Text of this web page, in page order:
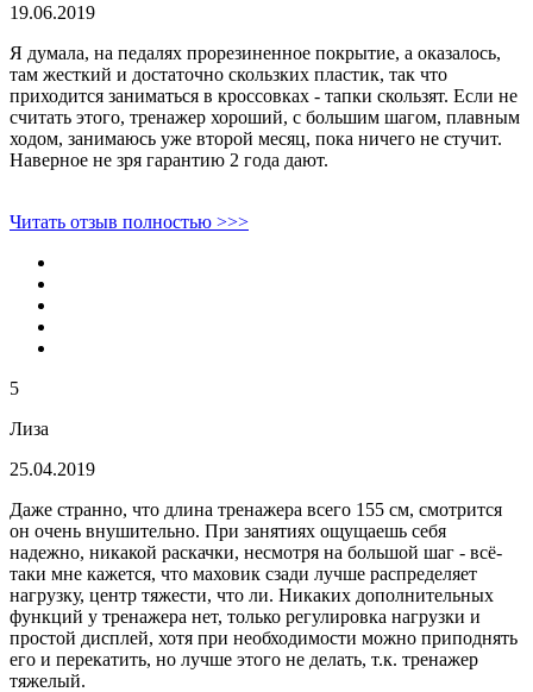
19.06.2019
Я думала, на педалях прорезиненное покрытие, а оказалось,
там жесткий и достаточно скользких пластик, так что
приходится заниматься в кроссовках - тапки скользят. Если не
считать этого, тренажер хороший, с большим шагом, плавным
ходом, занимаюсь уже второй месяц, пока ничего не стучит.
Наверное не зря гарантию 2 года дают.
Читать отзыв полностью >>>
5
Лиза
25.04.2019
Даже странно, что длина тренажера всего 155 см, смотрится
он очень внушительно. При занятиях ощущаешь себя
надежно, никакой раскачки, несмотря на большой шаг - всё-
таки мне кажется, что маховик сзади лучше распределяет
нагрузку, центр тяжести, что ли. Никаких дополнительных
функций у тренажера нет, только регулировка нагрузки и
простой дисплей, хотя при необходимости можно приподнять
его и перекатить, но лучше этого не делать, т.к. тренажер
тяжелый.